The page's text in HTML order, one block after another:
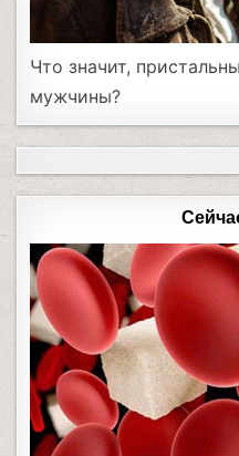
Что значит,
мужчины?